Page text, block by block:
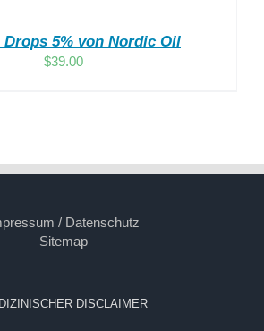
Drops 5% von Nordic Oil
$39.00
/ Datenschutz
Sitemap
DISCLAIMER